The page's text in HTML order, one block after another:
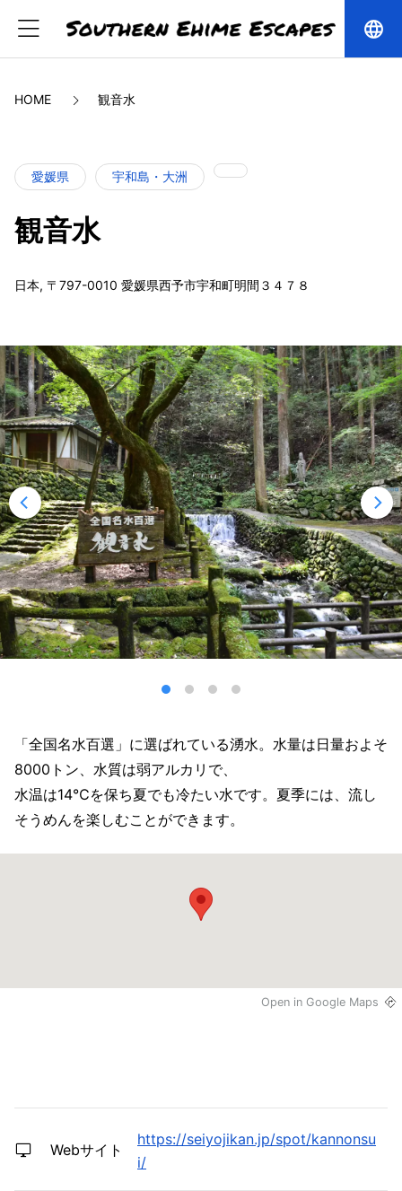
language
HOME 観音水
愛媛県 宇和島・大洲
観音水
日本, 〒797-0010 愛媛県西予市宇和町明間３４７８
「全国名水百選」に選ばれている湧水。水量は日量およそ
8000トン、水質は弱アルカリで、
水温は14℃を保ち夏でも冷たい水です。夏季には、流し
そうめんを楽しむことができます。
Open in Google Maps
Webサイト
https://seiyojikan.jp/spot/kannonsu
i/